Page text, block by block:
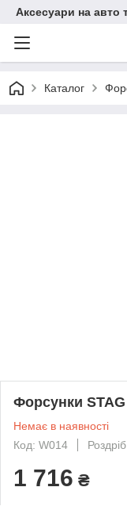
Аксесуари на авто
Каталог
Форсунки
Немає в наявності
Код: W014
Роздріб
1 716 ₴